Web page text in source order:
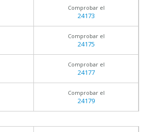
Comprobar el
24173
Comprobar el
24175
Comprobar el
24177
Comprobar el
24179